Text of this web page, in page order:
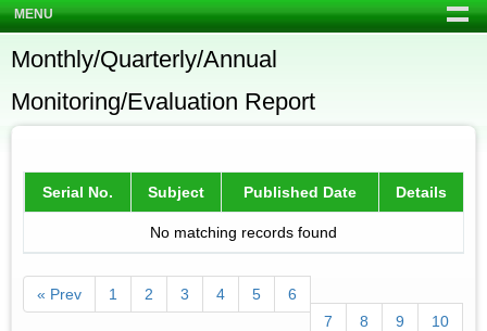
MENU
Monthly/Quarterly/Annual
Monitoring/Evaluation Report
Serial No. Subject Published Date Details
No matching records found
« Prev 1 2 3 4 5
6
7
8 9 10